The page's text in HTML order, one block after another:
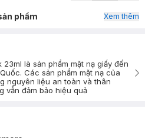
phẩm Xem thêm
23ml là sản phẩm mặt nạ giấy đến
Các sản phẩm mặt nạ của
nguyên liệu an toàn và thân
vẫn đảm bảo hiệu quả